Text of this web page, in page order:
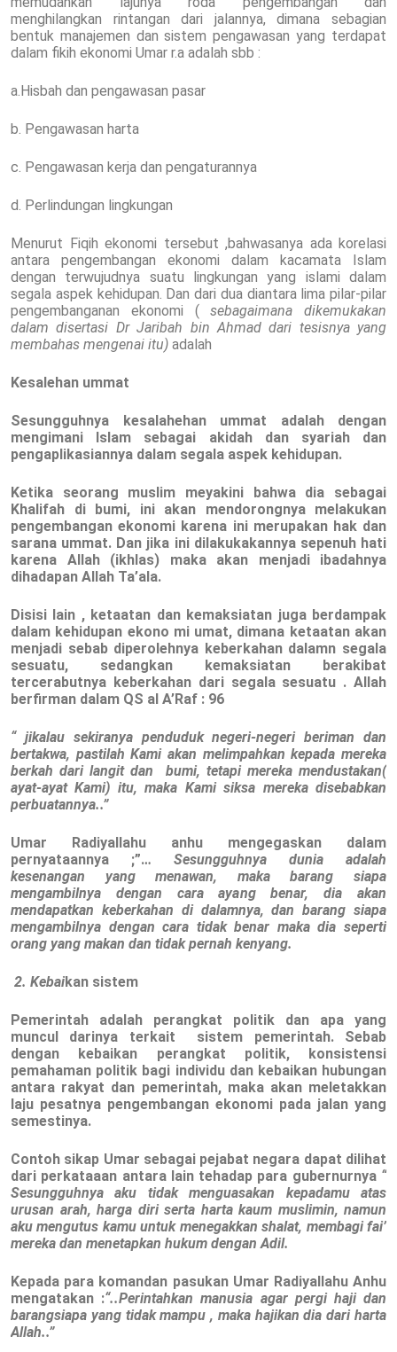
menghilangkan rintangan dari jalannya, dimana sebagian
bentuk manajemen dan sistem pengawasan yang terdapat
dalam fikih ekonomi Umar r.a adalah sbb :
a.Hisbah dan pengawasan pasar
b. Pengawasan harta
c. Pengawasan kerja dan pengaturannya
d. Perlindungan lingkungan
Menurut Fiqih ekonomi tersebut ,bahwasanya ada korelasi
antara pengembangan ekonomi dalam kacamata Islam
dengan terwujudnya suatu lingkungan yang islami dalam
segala aspek kehidupan. Dan dari dua diantara lima pilar-pilar
pengembanganan ekonomi (sebagaimana dikemukakan
dalam disertasi Dr Jaribah bin Ahmad dari tesisnya yang
membahas mengenai itu) adalah
Kesalehan ummat
Sesungguhnya kesalahehan ummat adalah dengan
mengimani Islam sebagai akidah dan syariah dan
pengaplikasiannya dalam segala aspek kehidupan.
Ketika seorang muslim meyakini bahwa dia sebagai
Khalifah di bumi, ini akan mendorongnya melakukan
pengembangan ekonomi karena ini merupakan hak dan
sarana ummat. Dan jika ini dilakukakannya sepenuh hati
karena Allah (ikhlas) maka akan menjadi ibadahnya
dihadapan Allah Ta’ala.
Disisi lain , ketaatan dan kemaksiatan juga berdampak
dalam kehidupan ekono mi umat, dimana ketaatan akan
menjadi sebab diperolehnya keberkahan dalamn segala
sesuatu, sedangkan kemaksiatan berakibat
tercerabutnya keberkahan dari segala sesuatu . Allah
berfirman dalam QS al A’Raf : 96
“ jikalau sekiranya penduduk negeri-negeri beriman dan
bertakwa, pastilah Kami akan melimpahkan kepada mereka
berkah dari langit dan bumi, tetapi mereka mendustakan(
ayat-ayat Kami) itu, maka Kami siksa mereka disebabkan
perbuatannya..”
Umar Radiyallahu anhu mengegaskan dalam
pernyataannya ;”… Sesungguhnya dunia adalah
kesenangan yang menawan, maka barang siapa
mengambilnya dengan cara ayang benar, dia akan
mendapatkan keberkahan di dalamnya, dan barang siapa
mengambilnya dengan cara tidak benar maka dia seperti
orang yang makan dan tidak pernah kenyang.
2. Kebaikan sistem
Pemerintah adalah perangkat politik dan apa yang
muncul darinya terkait sistem pemerintah. Sebab
dengan kebaikan perangkat politik, konsistensi
pemahaman politik bagi individu dan kebaikan hubungan
antara rakyat dan pemerintah, maka akan meletakkan
laju pesatnya pengembangan ekonomi pada jalan yang
semestinya.
Contoh sikap Umar sebagai pejabat negara dapat dilihat
dari perkataaan antara lain tehadap para gubernurnya“
Sesungguhnya aku tidak menguasakan kepadamu atas
urusan arah, harga diri serta harta kaum muslimin, namun
aku mengutus kamu untuk menegakkan shalat, membagi fai’
mereka dan menetapkan hukum dengan Adil.
Kepada para komandan pasukan Umar Radiyallahu Anhu
mengatakan :“..Perintahkan manusia agar pergi haji dan
barangsiapa yang tidak mampu , maka hajikan dia dari harta
Allah..”